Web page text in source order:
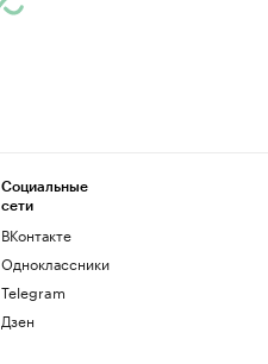
Социальные
сети
ВКонтакте
Одноклассники
Telegram
Дзен